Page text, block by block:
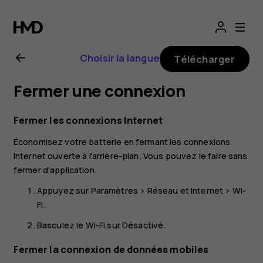
Guide
de
l'utilisateur
Nokia
8.1
Choisir la langue Télécharger
Fermer une connexion
Fermer les connexions Internet
Économisez votre batterie en fermant les connexions
Internet ouverte à l'arrière-plan. Vous pouvez le faire sans
fermer d'application.
Appuyez sur Paramètres > Réseau et Internet > Wi-
Fi.
Basculez le Wi-Fi surDésactivé.
Fermer la connexion de données mobiles